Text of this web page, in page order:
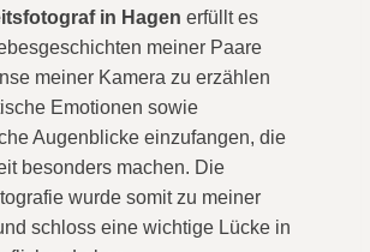
in Hagen erfüllt es
meiner Paare
meiner Kamera zu erzählen
Emotionen sowie
Augenblicke einzufangen, die
besonders machen. Die
wurde somit zu meiner
schloss eine wichtige Lücke in